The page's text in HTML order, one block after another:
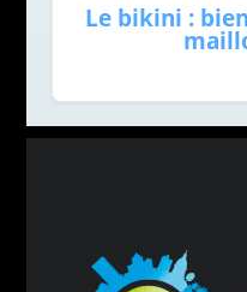
Le bikini :